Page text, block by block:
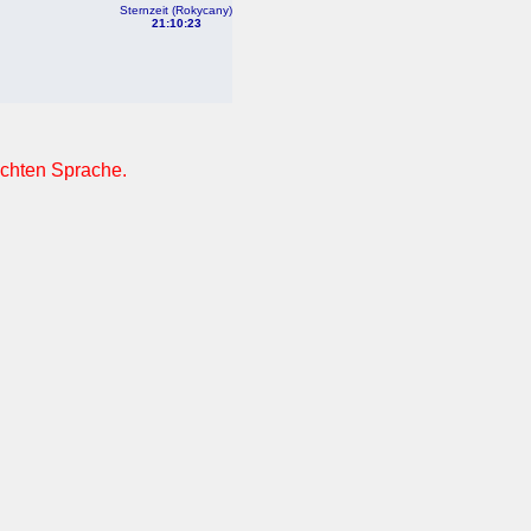
Sternzeit (Rokycany)
21:10:23
Sprache.